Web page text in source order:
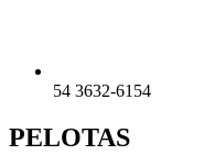
54 3632-6154
PELOTAS